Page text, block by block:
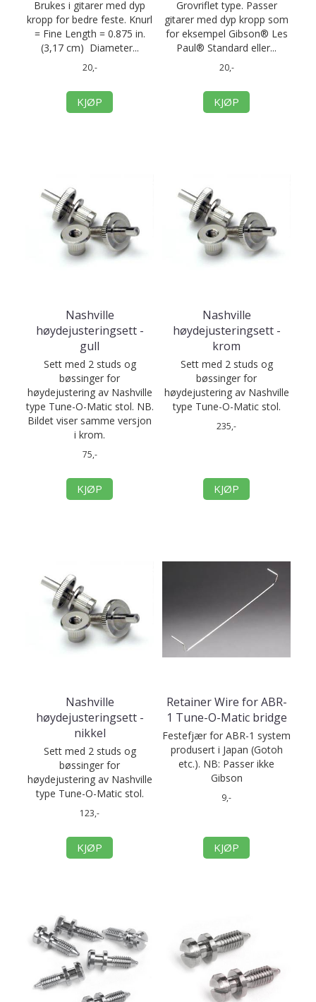
Brukes i gitarer med dyp
kropp for bedre feste. Knurl
= Fine Length = 0.875 in.
(3,17 cm) Diameter...
20,-
KJØP
Grovriflet type. Passer
gitarer med dyp kropp som
for eksempel Gibson® Les
Paul® Standard eller...
20,-
KJØP
Nashville
høydejusteringsett -
gull
Sett med 2 studs og
bøssinger for
høydejustering av Nashville
type Tune-O-Matic stol. NB.
Bildet viser samme versjon
i krom.
75,-
KJØP
Nashville
høydejusteringsett -
krom
Sett med 2 studs og
bøssinger for
høydejustering av Nashville
type Tune-O-Matic stol.
235,-
KJØP
Nashville
høydejusteringsett -
nikkel
Sett med 2 studs og
bøssinger for
høydejustering av Nashville
type Tune-O-Matic stol.
123,-
KJØP
Retainer Wire for ABR-
1 Tune-O-Matic bridge
Festefjær for ABR-1 system
produsert i Japan (Gotoh
etc.). NB: Passer ikke
Gibson
9,-
KJØP